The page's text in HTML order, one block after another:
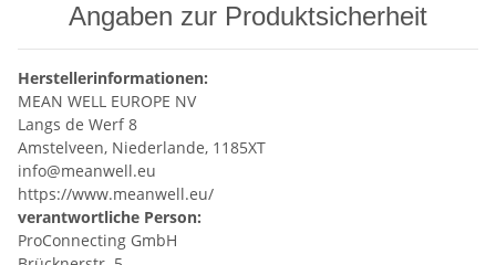
Angaben zur Produktsicherheit
Herstellerinformationen:
MEAN WELL EUROPE NV
Langs de Werf 8
Amstelveen, Niederlande, 1185XT
info@meanwell.eu
https://www.meanwell.eu/
verantwortliche Person:
ProConnecting GmbH